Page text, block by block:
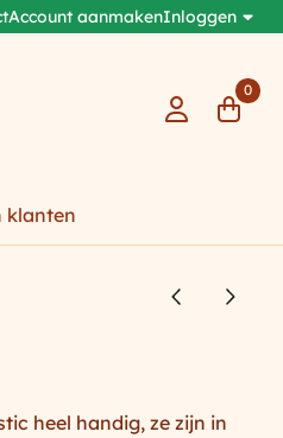
Account aanmakenInloggen
0
klanten
heel handig, ze zijn in